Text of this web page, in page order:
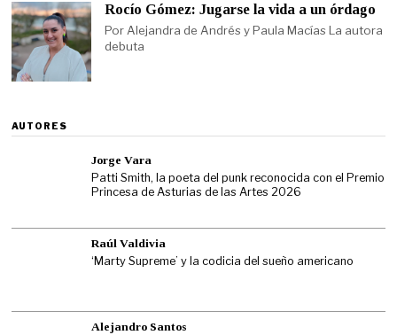
Rocío Gómez: Jugarse la vida a un órdago
Por Alejandra de Andrés y Paula Macías La autora
debuta
AUTORES
Jorge Vara
Patti Smith, la poeta del punk reconocida con el Premio
Princesa de Asturias de las Artes 2026
Raúl Valdivia
‘Marty Supreme’ y la codicia del sueño americano
Alejandro Santos